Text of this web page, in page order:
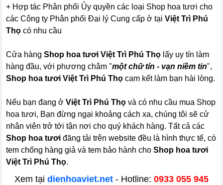
+ Hợp tác Phân phối Ủy quyền các loại Shop hoa tươi cho
các Công ty Phân phối Đại lý Cung cấp ở tạiViệt Trì Phú
Thọ có nhu cầu
Cửa hàngShop hoa tươi Việt Trì Phú Thọ lấy uy tín làm
hàng đầu, với phương châm "một chữ tín - vạn niềm tin",
Shop hoa tươi Việt Trì Phú Thọ cam kết làm bạn hài lòng.
Nếu bạn đang ởViệt Trì Phú Thọ và có nhu cầu mua Shop
hoa tươi, Bạn đừng ngại khoảng cách xa, chúng tôi sẽ cử
nhân viên trở tới tận nơi cho quý khách hàng. Tất cả các
Shop hoa tươi đăng tải trên website đều là hình thực tế, có
tem chống hàng giả và tem bảo hành choShop hoa tươi
Việt Trì Phú Thọ.
Xem tại dienhoaviet.net - Hotline: 0933 055 945